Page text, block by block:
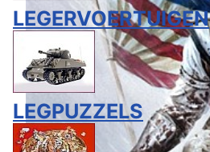
LEGERVOERTUIGEN
LEGPUZZELS